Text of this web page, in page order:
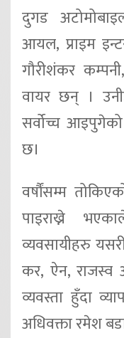
दुगड
आयल, प्राइम
गौरीशंकर
वायर छन् ।
सर्वोच्च
छ।
वर्षौंसम्म
पाइराख्ने
व्यवसायीहरु
कर, ऐन, राजस्व
व्यवस्ता हुँदा
अधिवक्ता रमेश